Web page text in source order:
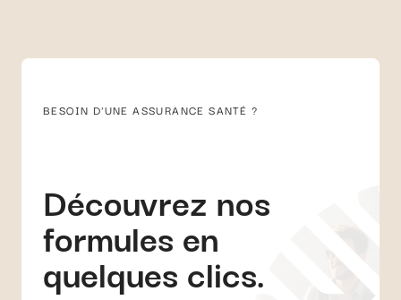
BESOIN D'UNE ASSURANCE SANTÉ ?
Découvrez nos
formules en
quelques clics.